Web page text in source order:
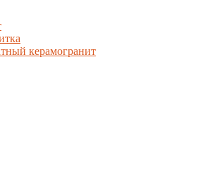
керамогранит